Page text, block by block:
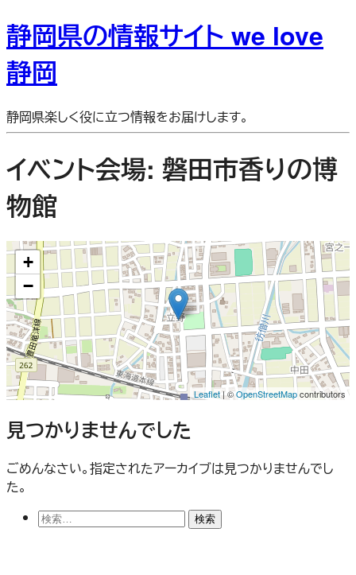
静岡県の情報サイト we love
静岡
静岡県楽しく役に立つ情報をお届けします。
イベント会場: 磐田市香りの博
物館
+
−
Leaflet| ©OpenStreetMapcontributors
見つかりませんでした
ごめんなさい。指定されたアーカイブは見つかりませんでし
た。
検